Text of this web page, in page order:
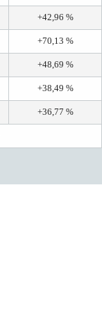
+42,96 %
+70,13 %
+48,69 %
+38,49 %
+36,77 %